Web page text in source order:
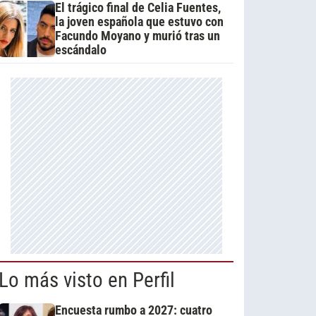
El trágico final de Celia Fuentes,
la joven española que estuvo con
Facundo Moyano y murió tras un
escándalo
más visto en Perfil
Encuesta rumbo a 2027: cuatro